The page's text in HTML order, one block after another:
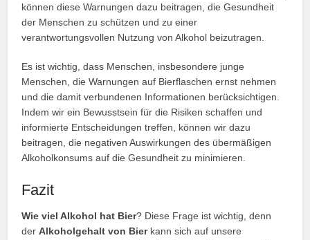
können diese Warnungen dazu beitragen, die Gesundheit
der Menschen zu schützen und zu einer
verantwortungsvollen Nutzung von Alkohol beizutragen.
Es ist wichtig, dass Menschen, insbesondere junge
Menschen, die Warnungen auf Bierflaschen ernst nehmen
und die damit verbundenen Informationen berücksichtigen.
Indem wir ein Bewusstsein für die Risiken schaffen und
informierte Entscheidungen treffen, können wir dazu
beitragen, die negativen Auswirkungen des übermäßigen
Alkoholkonsums auf die Gesundheit zu minimieren.
Fazit
Wie viel Alkohol hat Bier? Diese Frage ist wichtig, denn
derAlkoholgehalt von Bierkann sich auf unsere